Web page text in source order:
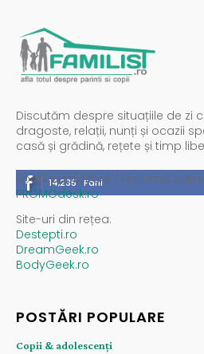
Discutăm despre situațiile de zi
dragoste, relații, nunți și ocazii
casă și grădină, rețete și timp
14,235 Fani
Spații publicitare / reclamă
PROMOdesk.ro
Site-uri din rețea:
Destepti.ro
DreamGeek.ro
BodyGeek.ro
POSTĂRI POPULARE
Copii & adolescenți